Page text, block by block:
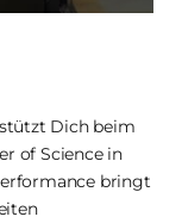
Dich beim
of Science in
bringt